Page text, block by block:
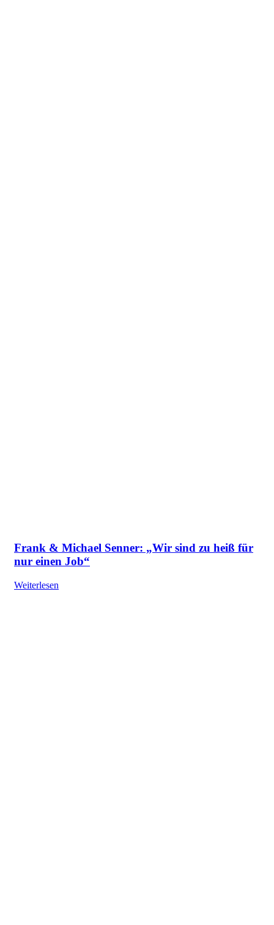
Frank & Michael Senner: „Wir sind zu heiß für
nur einen Job“
Weiterlesen